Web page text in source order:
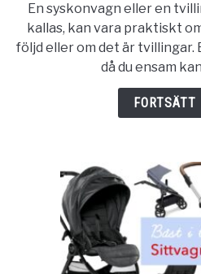
En syskonvagn eller en
kallas, kan vara praktiskt
följd eller om det är tvillingar.
då du ensam
FORTSÄTT